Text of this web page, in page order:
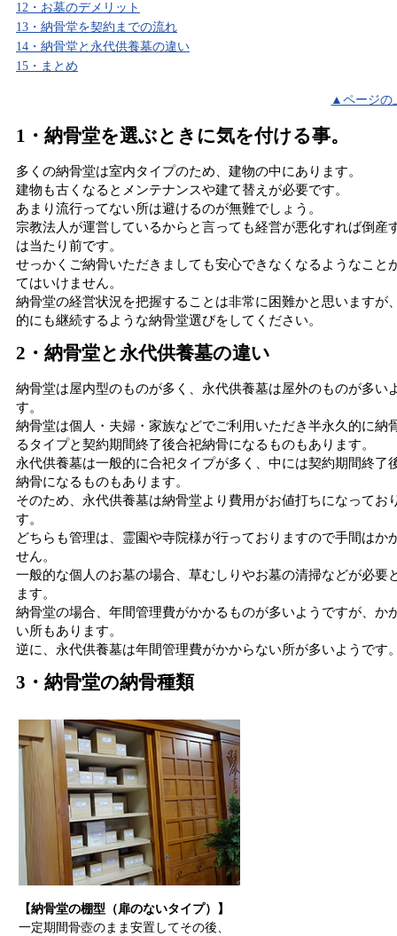
12・お墓のデメリット
13・納骨堂を契約までの流れ
14・納骨堂と永代供養墓の違い
15・まとめ
▲ページの
1・納骨堂を選ぶときに気を付ける事。
多くの納骨堂は室内タイプのため、建物の中にあります。
建物も古くなるとメンテナンスや建て替えが必要です。
あまり流行ってない所は避けるのが無難でしょう。
宗教法人が運営しているからと言っても経営が悪化すれば倒産
は当たり前です。
せっかくご納骨いただきましても安心できなくなるようなこと
てはいけません。
納骨堂の経営状況を把握することは非常に困難かと思いますが
的にも継続するような納骨堂選びをしてください。
2・納骨堂と永代供養墓の違い
納骨堂は屋内型のものが多く、永代供養墓は屋外のものが多い
す。
納骨堂は個人・夫婦・家族などでご利用いただき半永久的に納
るタイプと契約期間終了後合祀納骨になるものもあります。
永代供養墓は一般的に合祀タイプが多く、中には契約期間終了
納骨になるものもあります。
そのため、永代供養墓は納骨堂より費用がお値打ちになってお
す。
どちらも管理は、霊園や寺院様が行っておりますので手間はか
せん。
一般的な個人のお墓の場合、草むしりやお墓の清掃などが必要
ます。
納骨堂の場合、年間管理費がかかるものが多いようですが、か
い所もあります。
逆に、永代供養墓は年間管理費がかからない所が多いようです
3・納骨堂の納骨種類
【納骨堂の棚型（扉のないタイプ）】
一定期間骨壺のまま安置してその後、